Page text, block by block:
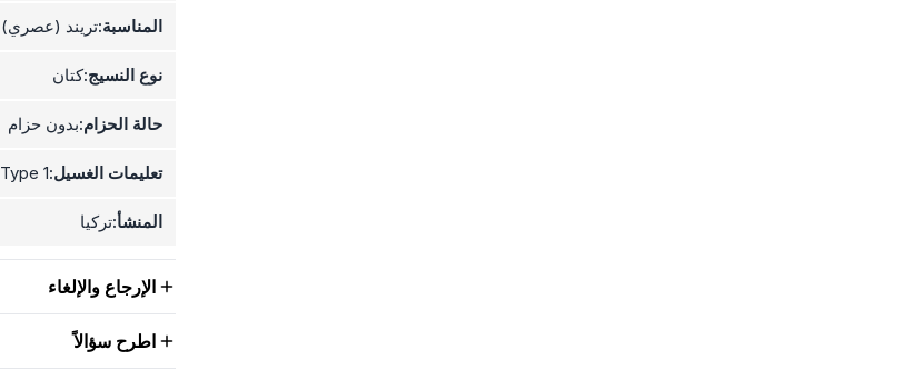
المناسبة:تريند (عصري)
نوع النسيج:كتان
حالة الحزام:بدون حزام
تعليمات الغسيل:Type 1
المنشأ:تركيا
الإرجاع والإلغاء
اطرح سؤالاً